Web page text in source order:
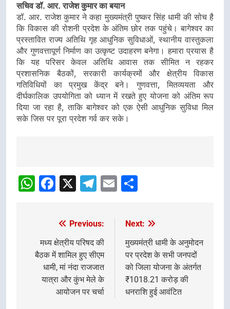
सचिव डॉ. आर. राजेश कुमार का बयान
डॉ. आर. राजेश कुमार ने कहा मुख्यमंत्री पुष्कर सिंह धामी की सोच है
कि विकास की रोशनी प्रदेश के अंतिम छोर तक पहुंचे। बागेश्वर का
प्रस्तावित राज्य अतिथि गृह आधुनिक सुविधाओं, स्थानीय वास्तुकला
और गुणवत्तापूर्ण निर्माण का उत्कृष्ट उदाहरण बनेगा। हमारा प्रयास है
कि यह परिसर केवल अतिथि आवास तक सीमित न रहकर
प्रशासनिक बैठकों, सरकारी कार्यक्रमों और क्षेत्रीय विकास
गतिविधियों का प्रमुख केंद्र बने। गुणवत्ता, मितव्ययता और
दीर्घकालिक उपयोगिता को ध्यान में रखते हुए योजना को अंतिम रूप
दिया जा रहा है, ताकि बागेश्वर को एक ऐसी आधुनिक सुविधा मिल
सके जिस पर पूरा प्रदेश गर्व कर सके।
navigation
WhatsApp
Facebook
X Telegram
Email
navigation
Previous:
मध्य क्षेत्रीय परिषद की
बैठक में शामिल हुए सीएम
धामी, मां नंदा राजजात
यात्रा और कुंभ मेले के
आयोजन पर चर्चा
Next:
मुख्यमंत्री धामी के अनुमोदन
पर प्रदेश के सभी जनपदों
को जिला योजना के अंतर्गत
₹1018.21 करोड़ की
धनराशि हुई आवंटित